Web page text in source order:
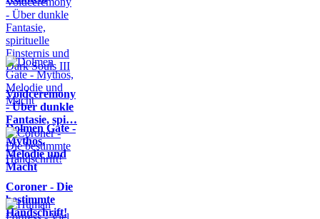
Voidceremony
- Über dunkle
Fantasie, spi…
Dolmen Gate -
Mythos,
Melodie und
Macht
Coroner - Die
bestimmte
Handschrift!